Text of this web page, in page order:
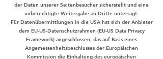
der Daten unserer Seitenbesucher sicherstellt und eine
unberechtigte Weitergabe an Dritte untersagt.
Für Datenübermittlungen in die USA hat sich der Anbieter
dem EU-US-Datenschutzrahmen (EU-US Data Privacy
Framework) angeschlossen, das auf Basis eines
Angemessenheitsbeschlusses der Europäischen
Kommission die Einhaltung des europäischen